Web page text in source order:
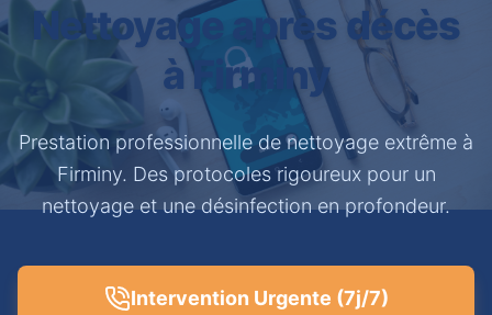
Nettoyage après décès
à Firminy
Prestation professionnelle de nettoyage extrême à
Firminy. Des protocoles rigoureux pour un
nettoyage et une désinfection en profondeur.
Intervention Urgente (7j/7)